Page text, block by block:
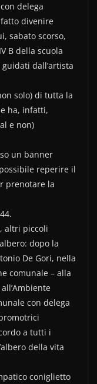
delega
fatto divenire
sabato scorso,
B della scuola
dall’artista
solo) di tutta la
ha, infatti,
e non)
un banner
reperire il
prenotare la
altri piccoli
dopo la
De Gori, nella
comunale – alla
con delega
a tutti i
della vita
coniglietto